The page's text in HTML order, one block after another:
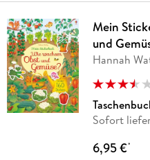
Mein
und
Hannah
Sofort
6,95 €*